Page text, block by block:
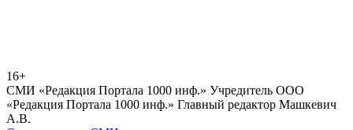
16+
СМИ «Редакция Портала 1000 инф.» Учредитель ООО
«Редакция Портала 1000 инф.» Главный редактор Машкевич
А.В.